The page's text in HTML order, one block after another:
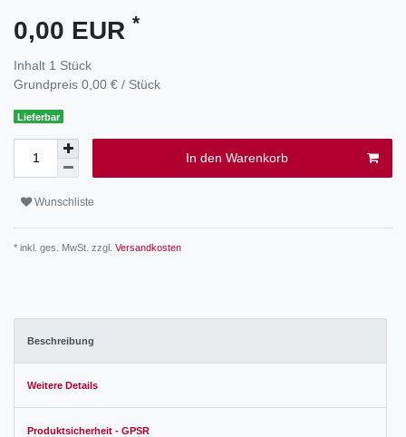
0,00 EUR *
Inhalt 1 Stück
Grundpreis 0,00 € / Stück
Lieferbar
In den Warenkorb
Wunschliste
* inkl. ges. MwSt. zzgl. Versandkosten
Beschreibung
Weitere Details
Produktsicherheit - GPSR